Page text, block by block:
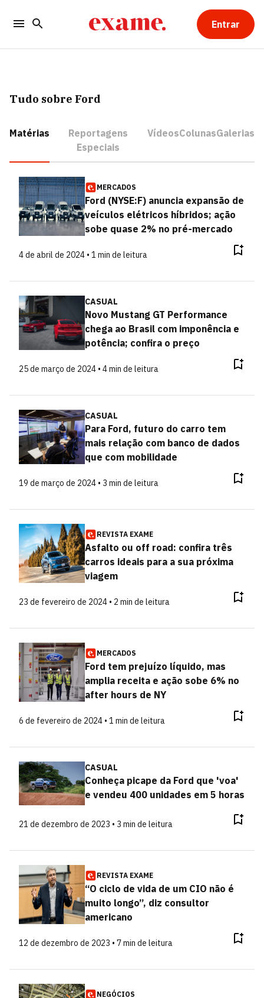
Entrar
Tudo sobre Ford
Matérias
Reportagens
Especiais
VídeosColunasGalerias
MERCADOS
Ford (NYSE:F) anuncia expansão de
veículos elétricos híbridos; ação
sobe quase 2% no pré-mercado
4 de abril de 2024 • 1 min de leitura
CASUAL
Novo Mustang GT Performance
chega ao Brasil com imponência e
potência; confira o preço
25 de março de 2024 • 4 min de leitura
CASUAL
Para Ford, futuro do carro tem
mais relação com banco de dados
que com mobilidade
19 de março de 2024 • 3 min de leitura
REVISTA EXAME
Asfalto ou off road: confira três
carros ideais para a sua próxima
viagem
23 de fevereiro de 2024 • 2 min de leitura
MERCADOS
Ford tem prejuízo líquido, mas
amplia receita e ação sobe 6% no
after hours de NY
6 de fevereiro de 2024 • 1 min de leitura
CASUAL
Conheça picape da Ford que 'voa'
e vendeu 400 unidades em 5 horas
21 de dezembro de 2023 • 3 min de leitura
REVISTA EXAME
“O ciclo de vida de um CIO não é
muito longo”, diz consultor
americano
12 de dezembro de 2023 • 7 min de leitura
NEGÓCIOS